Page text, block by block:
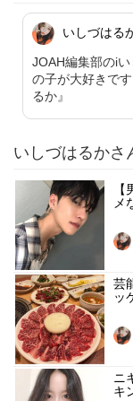
いしづはる
JOAH編集部のi
の子が大好きで
るか』
いしづはるかさ
メ
芸
ッ
ニ
キ